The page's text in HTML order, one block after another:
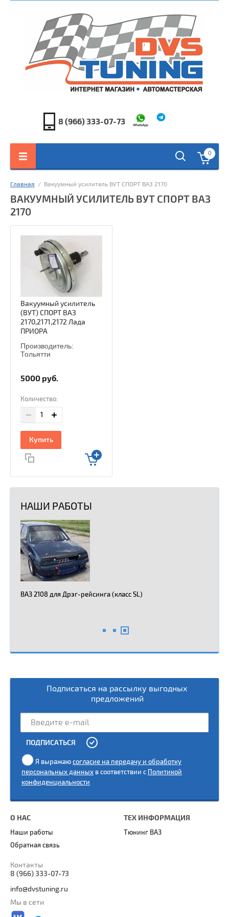
8 (966) 333-07-73
0
НАШИ РАБОТЫ
ВАЗ 2108 для Дрэг-рейсинга (класс SL)
Главная
  /  Вакуумный усилитель ВУТ СПОРТ ВАЗ 2170
ВАКУУМНЫЙ УСИЛИТЕЛЬ ВУТ СПОРТ ВАЗ
2170
Вакуумный усилитель
(ВУТ) СПОРТ ВАЗ
2170,2171,2172 Лада
ПРИОРА
Производитель:
Тольятти
5000 руб.
Количество:
Купить
Подписаться на рассылку выгодных
предложений
Я выражаюсогласие на передачу и обработку
персональных данных в соответствии с Политикой
конфиденциальности
ПОДПИСАТЬСЯ
О НАС
Наши работы
Обратная связь
ТЕХ ИНФОРМАЦИЯ
Тюнинг ВАЗ
Контакты
8 (966) 333-07-73
info@dvstuning.ru
Мы в сети